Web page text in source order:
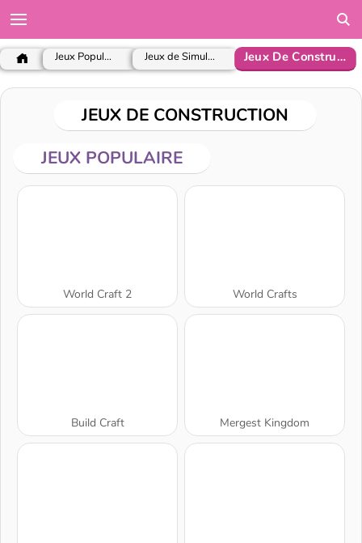
Jeux Populaires Jeux de Simulation Jeux De Construction
JEUX DE CONSTRUCTION
JEUX POPULAIRE
World Craft 2 World Crafts
Build Craft Mergest Kingdom